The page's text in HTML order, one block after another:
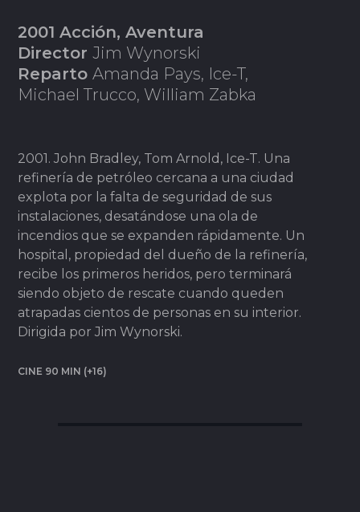
2001 Acción, Aventura
DirectorJim Wynorski
RepartoAmanda Pays, Ice-T,
Michael Trucco, William Zabka
2001. John Bradley, Tom Arnold, Ice-T. Una
refinería de petróleo cercana a una ciudad
explota por la falta de seguridad de sus
instalaciones, desatándose una ola de
incendios que se expanden rápidamente. Un
hospital, propiedad del dueño de la refinería,
recibe los primeros heridos, pero terminará
siendo objeto de rescate cuando queden
atrapadas cientos de personas en su interior.
Dirigida por Jim Wynorski.
CINE 90 MIN (+16)